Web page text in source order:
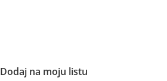
Dodaj na moju listu